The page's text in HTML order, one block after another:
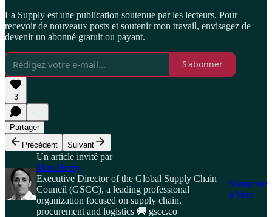
La Supply est une publication soutenue par les lecteurs. Pour
recevoir de nouveaux posts et soutenir mon travail, envisagez de
devenir un abonné gratuit ou payant.
S'abonner
3
Partager
Précédent
Suivant
Un article invité par
Max Henry
Executive Director of the Global Supply Chain
Council (GSCC), a leading professional
organization focused on supply chain,
procurement and logistics 🚚 gscc.co
S'abonner
à Max